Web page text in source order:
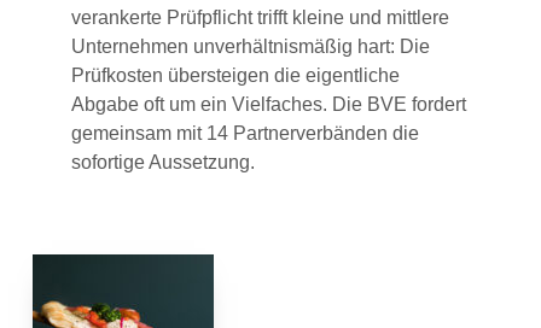
verankerte Prüfpflicht trifft kleine und mittlere
Unternehmen unverhältnismäßig hart: Die
Prüfkosten übersteigen die eigentliche
Abgabe oft um ein Vielfaches. Die BVE fordert
gemeinsam mit 14 Partnerverbänden die
sofortige Aussetzung.